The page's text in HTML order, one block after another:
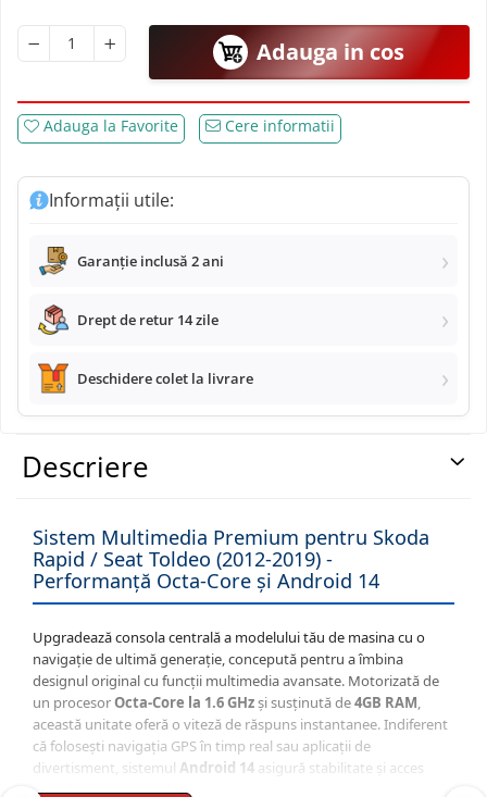
Navigatii Mazda
Navigatii Chevrolet
Navigatii Honda
Navigatii Jeep
Navigatii Porsche
Navigatii Land Rover
Navigatii Iveco
Navigatii Chrysler
Adauga in cos
Adauga la Favorite Cere informatii
Informații utile:
Garanție inclusă 2 ani
Drept de retur 14 zile
Deschidere colet la livrare
Descriere
Sistem Multimedia Premium pentru Skoda
Rapid / Seat Toldeo (2012-2019) -
Performanță Octa-Core și Android 14
Upgradează consola centrală a modelului tău de masina cu o
navigație de ultimă generație, concepută pentru a îmbina
designul original cu funcții multimedia avansate. Motorizată de
un procesorOcta-Core la 1.6 GHzși susținută de4GB RAM,
această unitate oferă o viteză de răspuns instantanee. Indiferent
că folosești navigația GPS în timp real sau aplicații de
divertisment, sistemul Android 14 asigură stabilitate și acces
complet la Magazinul Play.